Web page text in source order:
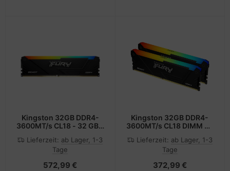
Kingston 32GB DDR4-
3600MT/s CL18 - 32 GB -
Lieferzeit: ab Lager, 1-3
Tage
572,99 €
Kingston 32GB DDR4-
3600MT/s CL18 DIMM Kit
Lieferzeit: ab Lager, 1-3
Tage
372,99 €